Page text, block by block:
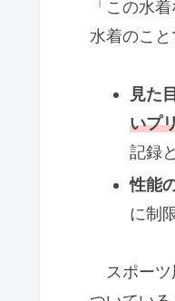
「この水
水着のこと
見た
いプ
記録
性能
に制
スポーツ